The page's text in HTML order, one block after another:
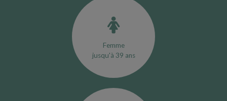
Femme
jusqu'à 39 ans